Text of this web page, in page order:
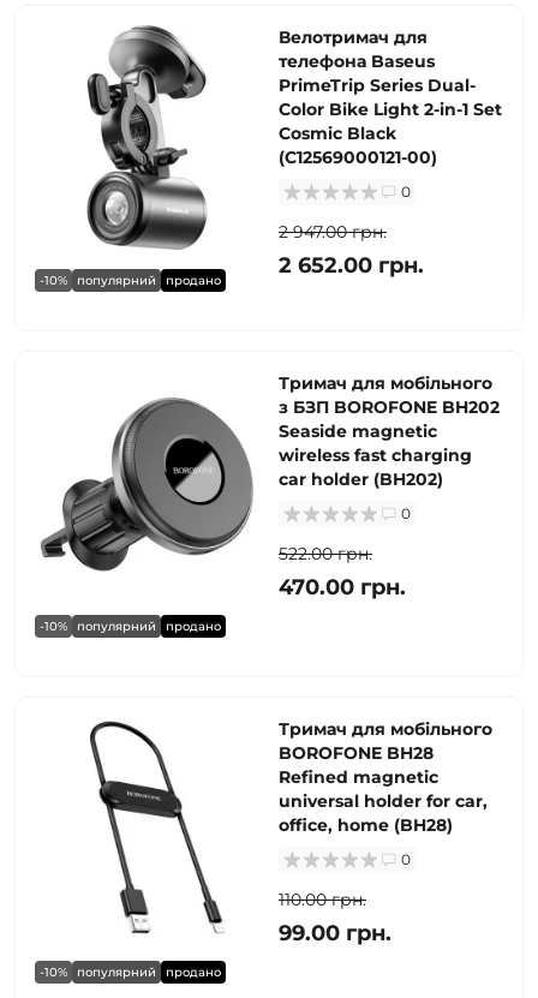
-10% популярний продано
Велотримач для
телефона Baseus
PrimeTrip Series Dual-
Color Bike Light 2-in-1 Set
Cosmic Black
(C12569000121-00)
0
2 947.00 грн.
2 652.00 грн.
-10% популярний продано
Тримач для мобiльного
з БЗП BOROFONE BH202
Seaside magnetic
wireless fast charging
car holder (BH202)
0
522.00 грн.
470.00 грн.
-10% популярний продано
Тримач для мобільного
BOROFONE BH28
Refined magnetic
universal holder for car,
office, home (BH28)
0
110.00 грн.
99.00 грн.